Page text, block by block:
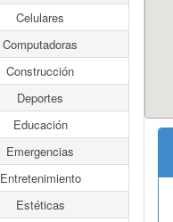
Celulares
Computadoras
Construcción
Deportes
Educación
Emergencias
Entretenimiento
Estéticas